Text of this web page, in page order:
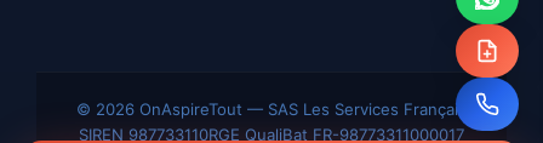
© 2026 OnAspireTout — SAS Les Services Français
SIREN 987733110RGE QualiBat FR-98773311000017